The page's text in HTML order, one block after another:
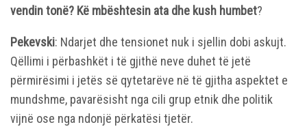
vendin tonë? Kë mbështesin ata dhe kush humbet?
Pekevski: Ndarjet dhe tensionet nuk i sjellin dobi askujt.
Qëllimi i përbashkët i të gjithë neve duhet të jetë
përmirësimi i jetës së qytetarëve në të gjitha aspektet e
mundshme, pavarësisht nga cili grup etnik dhe politik
vijnë ose nga ndonjë përkatësi tjetër.